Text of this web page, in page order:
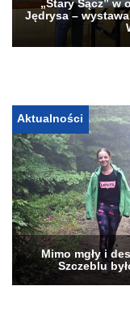
„Stary Sącz” w
Jędrysa –
Aktualności
Mimo mgły i
Szczeblu